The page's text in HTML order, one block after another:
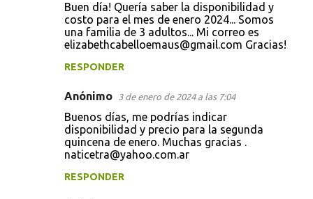
Buen día! Quería saber la disponibilidad y
costo para el mes de enero 2024... Somos
una familia de 3 adultos... Mi correo es
elizabethcabelloemaus@gmail.com Gracias!
RESPONDER
Anónimo 3 de enero de 2024 a las 7:04
Buenos días, me podrías indicar
disponibilidad y precio para la segunda
quincena de enero. Muchas gracias .
naticetra@yahoo.com.ar
RESPONDER